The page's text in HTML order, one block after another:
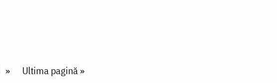
Last page
Ultima pagină »